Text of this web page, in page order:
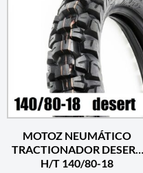
MOTOZ NEUMÁTICO
TRACTIONADOR DESERT
H/T 140/80-18